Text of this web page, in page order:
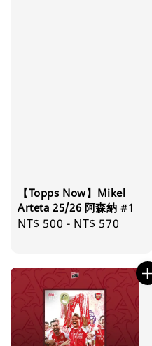
【Topps Now】Mikel
Arteta 25/26 阿森納 #1
Regular
NT$ 500 - NT$ 570